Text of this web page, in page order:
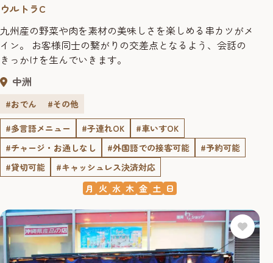
ウルトラC
九州産の野菜や肉を素材の美味しさを楽しめる串カツがメ
イン。 お客様同士の繋がりの交差点となるよう、会話の
きっかけを生んでいきます。
中洲
#おでん
#その他
#多言語メニュー
#子連れOK
#車いすOK
#チャージ・お通しなし
#外国語での接客可能
#予約可能
#貸切可能
#キャッシュレス決済対応
月 火 水 木 金 土 日